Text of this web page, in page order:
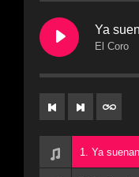
El Coro